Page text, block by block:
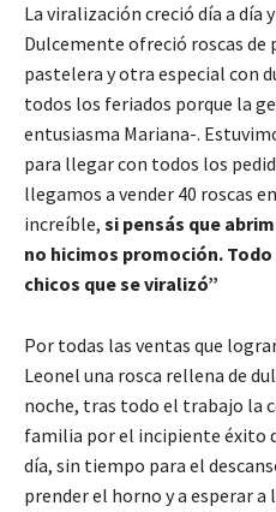
La viralización creció día a día
Dulcemente ofreció roscas de
pastelera y otra especial con
todos los feriados porque la
entusiasma Mariana-.
para llegar con todos los
llegamos a vender 40 roscas
increíble, si pensás que
no hicimos promoción.
chicos que se viralizó”
Por todas las ventas que
Leonel una rosca rellena de
noche, tras todo el trabajo la
familia por el incipiente éxito
día, sin tiempo para el
prender el horno y a esperar